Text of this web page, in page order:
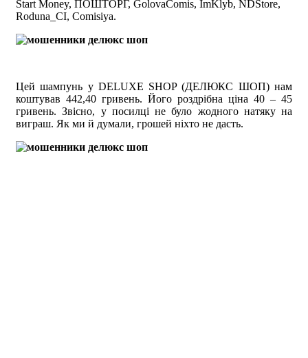
Start Money, ПОШТОРГ, GolovaComis, ImKlyb, NDStore,
Roduna_CI, Comisiya.
Цей шампунь у DELUXE SHOP (ДЕЛЮКС ШОП) нам
коштував 442,40 гривень. Його роздрібна ціна 40 – 45
гривень. Звісно, у посилці не було жодного натяку на
виграш. Як ми й думали, грошей ніхто не дасть.